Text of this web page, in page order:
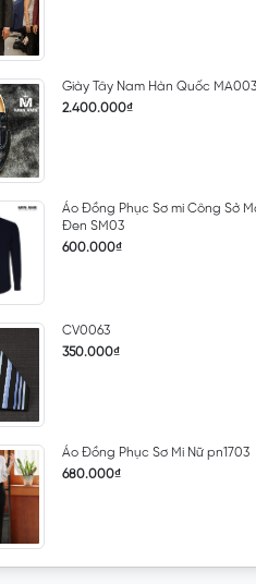
Giày Tây Nam Hàn Quốc MA003
2.400.000₫
Áo Đồng Phục Sơ mi Công Sở
Đen SM03
600.000₫
CV0063
350.000₫
Áo Đồng Phục Sơ Mi Nữ pn1703
680.000₫